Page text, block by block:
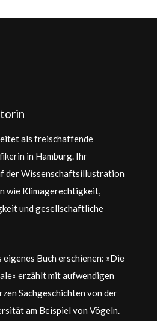
als freischaffende
in Hamburg. Ihr
der Wissenschaftsillustration
wie Klimagerechtigkeit,
und gesellschaftliche
Buch erschienen: »Die
erzählt mit aufwendigen
Sachgeschichten von der
am Beispiel von Vögeln.